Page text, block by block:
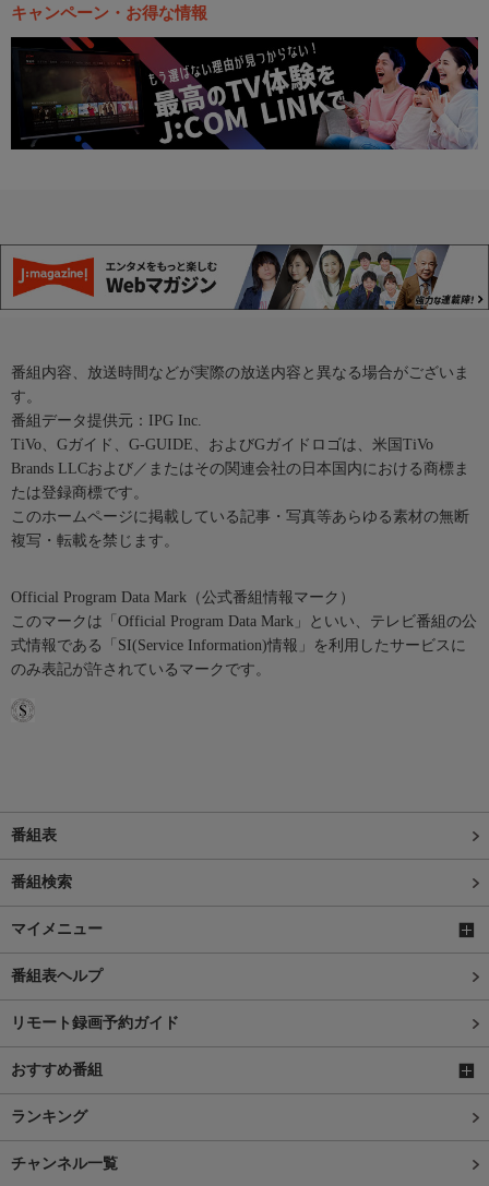
キャンペーン・お得な情報
番組内容、放送時間などが実際の放送内容と異なる場合がございま
す。
番組データ提供元：IPG Inc.
TiVo、Gガイド、G-GUIDE、およびGガイドロゴは、米国TiVo
Brands LLCおよび／またはその関連会社の日本国内における商標ま
たは登録商標です。
このホームページに掲載している記事・写真等あらゆる素材の無断
複写・転載を禁じます。
Official Program Data Mark（公式番組情報マーク）
このマークは「Official Program Data Mark」といい、テレビ番組の公
式情報である「SI(Service Information)情報」を利用したサービスに
のみ表記が許されているマークです。
番組表
番組検索
マイメニュー
番組表ヘルプ
リモート録画予約ガイド
おすすめ番組
ランキング
チャンネル一覧